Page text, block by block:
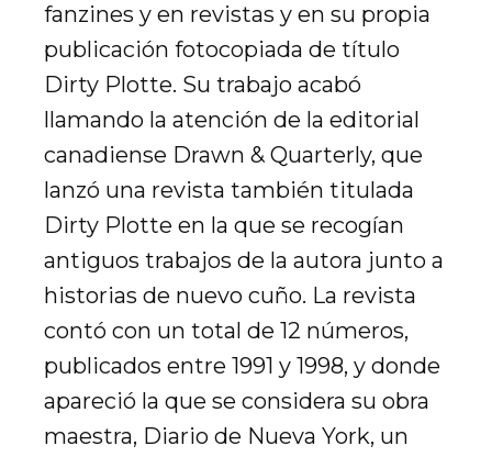
fanzines y en revistas y en su propia
publicación fotocopiada de título
Dirty Plotte. Su trabajo acabó
llamando la atención de la editorial
canadiense Drawn & Quarterly, que
lanzó una revista también titulada
Dirty Plotte en la que se recogían
antiguos trabajos de la autora junto a
historias de nuevo cuño. La revista
contó con un total de 12 números,
publicados entre 1991 y 1998, y donde
apareció la que se considera su obra
maestra, Diario de Nueva York, un